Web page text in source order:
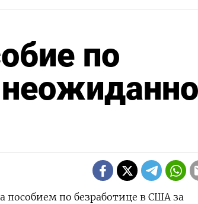
по
пособием по безработице в США за